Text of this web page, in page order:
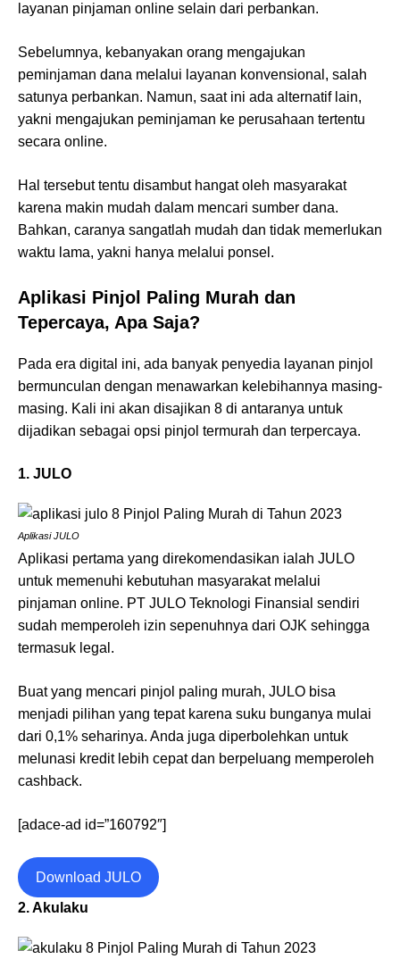
layanan pinjaman online selain dari perbankan.
Sebelumnya, kebanyakan orang mengajukan
peminjaman dana melalui layanan konvensional, salah
satunya perbankan. Namun, saat ini ada alternatif lain,
yakni mengajukan peminjaman ke perusahaan tertentu
secara online.
Hal tersebut tentu disambut hangat oleh masyarakat
karena makin mudah dalam mencari sumber dana.
Bahkan, caranya sangatlah mudah dan tidak memerlukan
waktu lama, yakni hanya melalui ponsel.
Aplikasi Pinjol Paling Murah dan
Tepercaya, Apa Saja?
Pada era digital ini, ada banyak penyedia layanan pinjol
bermunculan dengan menawarkan kelebihannya masing-
masing. Kali ini akan disajikan 8 di antaranya untuk
dijadikan sebagai opsi pinjol termurah dan terpercaya.
1. JULO
Aplikasi JULO
Aplikasi pertama yang direkomendasikan ialah JULO
untuk memenuhi kebutuhan masyarakat melalui
pinjaman online. PT JULO Teknologi Finansial sendiri
sudah memperoleh izin sepenuhnya dari OJK sehingga
termasuk legal.
Buat yang mencari pinjol paling murah, JULO bisa
menjadi pilihan yang tepat karena suku bunganya mulai
dari 0,1% seharinya. Anda juga diperbolehkan untuk
melunasi kredit lebih cepat dan berpeluang memperoleh
cashback.
[adace-ad id=”160792″]
Download JULO
2. Akulaku